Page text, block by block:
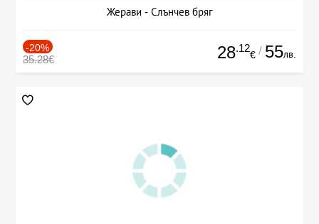
Жерави - Слънчев бряг
-20%
35.28€ 28.12
€ / 55лв.